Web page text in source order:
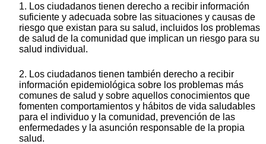
1. Los ciudadanos tienen derecho a recibir información
suficiente y adecuada sobre las situaciones y causas de
riesgo que existan para su salud, incluidos los problemas
de salud de la comunidad que implican un riesgo para su
salud individual.
2. Los ciudadanos tienen también derecho a recibir
información epidemiológica sobre los problemas más
comunes de salud y sobre aquellos conocimientos que
fomenten comportamientos y hábitos de vida saludables
para el individuo y la comunidad, prevención de las
enfermedades y la asunción responsable de la propia
salud.